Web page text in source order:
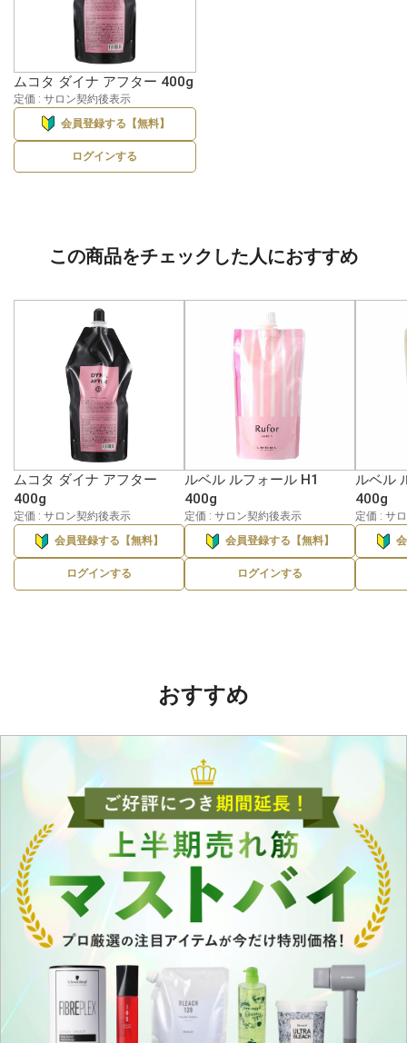
ムコタ ダイナ アフター 400g
定価 : サロン契約後表示
会員登録する【無料】
ログインする
この商品をチェックした人におすすめ
ムコタ ダイナ アフター
400g
定価 : サロン契約後表示
会員登録する【無料】
ログインする
ルベル ルフォール H1
400g
定価 : サロン契約後表示
会員登録する【無料】
ログインする
ルベル
400g
定価 : サ
おすすめ